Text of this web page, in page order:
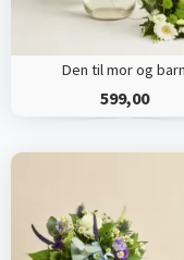
Den til mor og barn
599,00